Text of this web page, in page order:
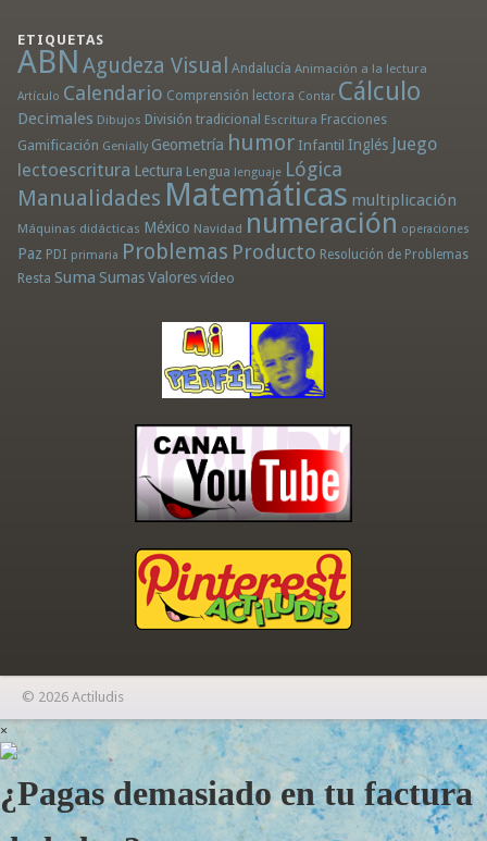
ETIQUETAS
ABN Agudeza Visual Andalucía Animación a la lectura
Artículo Calendario Comprensión lectora Contar Cálculo
Decimales Dibujos División tradicional Escritura Fracciones
Gamificación Genially Geometría humor Infantil Inglés Juego
lectoescritura Lectura Lengua lenguaje Lógica
Manualidades Matemáticas multiplicación
Máquinas didácticas México Navidad numeración operaciones
Paz PDI primaria Problemas Producto Resolución de Problemas
Resta Suma Sumas Valores vídeo
© 2026 Actiludis
×
¿Pagas demasiado en tu factura